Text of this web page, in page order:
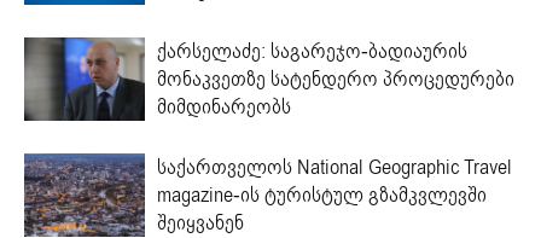
ქარსელაძე: საგარეჯო-ბადიაურის
მონაკვეთზე სატენდერო პროცედურები
მიმდინარეობს
საქართველოს National Geographic Travel
magazine-ის ტურისტულ გზამკვლევში
შეიყვანენ